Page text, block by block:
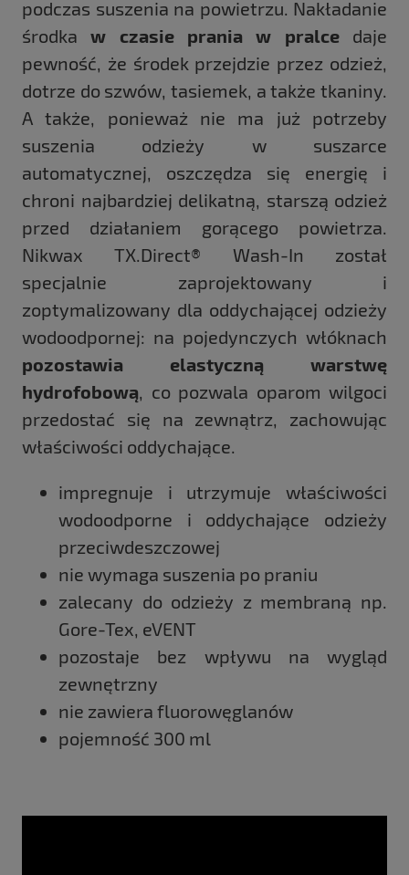
podczas suszenia na powietrzu. Nakładanie
środkaw czasie prania w pralcedaje
pewność, że środek przejdzie przez odzież,
dotrze do szwów, tasiemek, a także tkaniny.
A także, ponieważ nie ma już potrzeby
suszenia odzieży w suszarce
automatycznej, oszczędza się energię i
chroni najbardziej delikatną, starszą odzież
przed działaniem gorącego powietrza.
Nikwax TX.Direct® Wash-In został
specjalnie zaprojektowany i
zoptymalizowany dla oddychającej odzieży
wodoodpornej: na pojedynczych włóknach
pozostawia elastyczną warstwę
hydrofobową, co pozwala oparom wilgoci
przedostać się na zewnątrz, zachowując
właściwości oddychające.
impregnuje i utrzymuje właściwości
wodoodporne i oddychające odzieży
przeciwdeszczowej
nie wymaga suszenia po praniu
zalecany do odzieży z membraną np.
Gore-Tex, eVENT
pozostaje bez wpływu na wygląd
zewnętrzny
nie zawiera fluorowęglanów
pojemność 300 ml